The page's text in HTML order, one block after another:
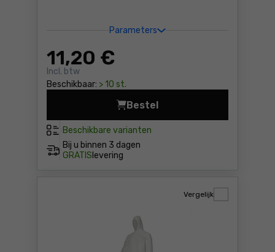
Parameters
11,20 €
Incl. btw
Beschikbaar: > 10 st.
Beschikbare varianten
Bij u binnen 3 dagen
GRATIS levering
Bestel
Korte werksokken Lahti
Vergelijk